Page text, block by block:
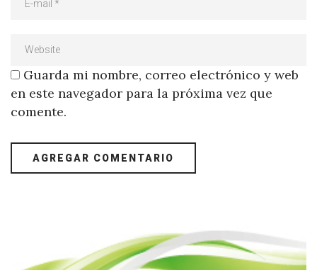
Guarda mi nombre, correo electrónico y web
en este navegador para la próxima vez que
comente.